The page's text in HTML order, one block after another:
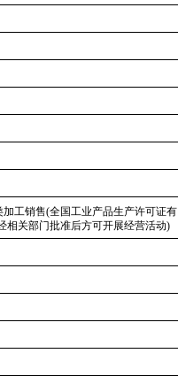
工销售(全国工业产品生产许可证有
相关部门批准后方可开展经营活动)